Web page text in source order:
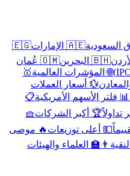
🇦🇪 الإمارات
🇪🇬
🇧🇭 البحرين
🇴🇲 عُمان
🌐 المؤشرات العالمية🥇
💱 أسعار العملات
فلتر الأسهم الأمريكية📋
تداولاً🏆 أكبر الشركات🧺
💵 أعلى توزيعات🔥 موصى
👨‍🏫 العلماء والهيئات